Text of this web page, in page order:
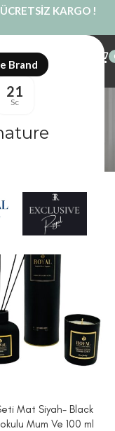
Brand
20
Sc
KARGO !
Seti
etiketlendi
Mat Siyah- Black
Mum Ve 100 ml